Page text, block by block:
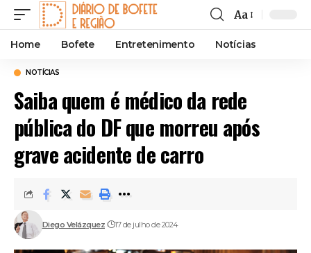
Font
Resizer
Aa
Home Bofete Entretenimento Notícias
NOTÍCIAS
Saiba quem é médico da rede
pública do DF que morreu após
grave acidente de carro
Diego Velázquez 17 de julho de 2024